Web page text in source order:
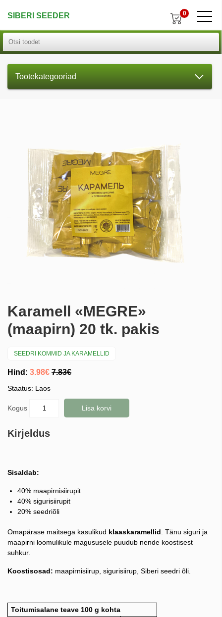
SIBERI SEEDER 0
Tootekategooriad
Karamell «MEGRE»
(maapirn) 20 tk. pakis
SEEDRI KOMMID JA KARAMELLID
Hind: 3.98€ 7.83€
Staatus: Laos
Kogus Lisa korvi
Kirjeldus
Sisaldab:
40% maapirnisiirupit
40% sigurisiirupit
20% seedriõli
Omapärase maitsega kasulikud klaaskaramellid. Tänu siguri ja
maapirni loomulikule magususele puudub nende koostisest
suhkur.
Koostisosad: maapirnisiirup, sigurisiirup, Siberi seedri õli.
Toitumisalane teave 100 g kohta